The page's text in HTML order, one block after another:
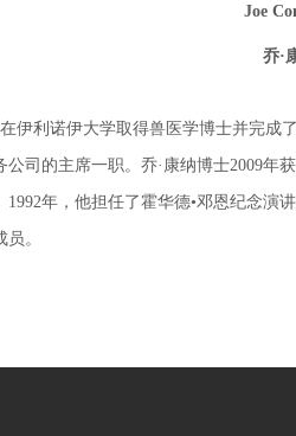
Joe
乔·
伊利诺伊大学取得兽医学博士并完成
公司的主席一职。乔·康纳博士2009年
1992年，他担任了霍华德•邓恩纪念演
。